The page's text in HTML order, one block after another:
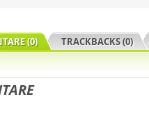
TRACKBACKS (0)
(0)